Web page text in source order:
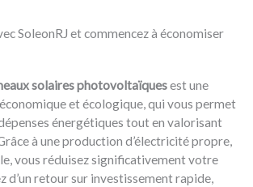
SoleonRJ et commencez à économiser
solaires photovoltaïquesest une
et écologique, qui vous permet
énergétiques tout en valorisant
à une production d’électricité propre,
vous réduisez significativement votre
d’un retour sur investissement rapide,